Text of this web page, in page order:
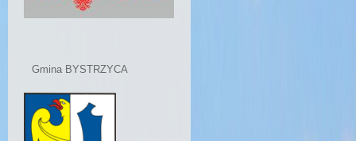
Gmina BYSTRZYCA